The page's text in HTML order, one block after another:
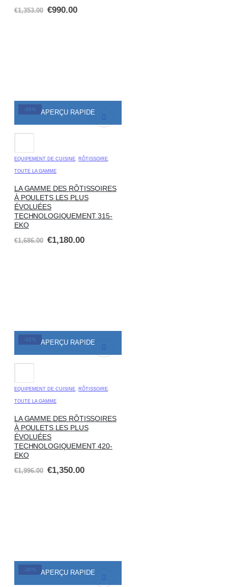
€1,353.00 €990.00
-30% APERÇU RAPIDE
EQUIPEMENT DE CUISINE, RÔTISSOIRE,
TOUTE LA GAMME
LA GAMME DES RÔTISSOIRES
À POULETS LES PLUS
ÉVOLUÉES
TECHNOLOGIQUEMENT 315-
EKO
€1,686.00 €1,180.00
-32% APERÇU RAPIDE
EQUIPEMENT DE CUISINE RÔTISSOIRE
TOUTE LA GAMME
LA GAMME DES RÔTISSOIRES
À POULETS LES PLUS
ÉVOLUÉES
TECHNOLOGIQUEMENT 420-
EKO
€1,996.00 €1,350.00
-30% APERÇU RAPIDE